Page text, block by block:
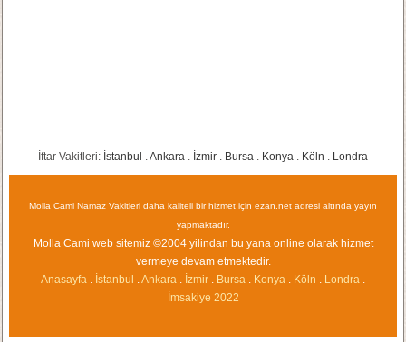
İftar Vakitleri: İstanbul Ankara İzmir Bursa Konya Köln Londra
Molla Cami Namaz Vakitleri daha kaliteli bir hizmet için ezan.net adresi altında yayın
yapmaktadır.
Molla Cami web sitemiz ©2004 yilindan bu yana online olarak hizmet
vermeye devam etmektedir.
Anasayfa
İstanbul Ankara İzmir Bursa Konya Köln Londra
İmsakiye 2022